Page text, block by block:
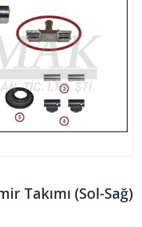
Takımı (Sol-Sağ)